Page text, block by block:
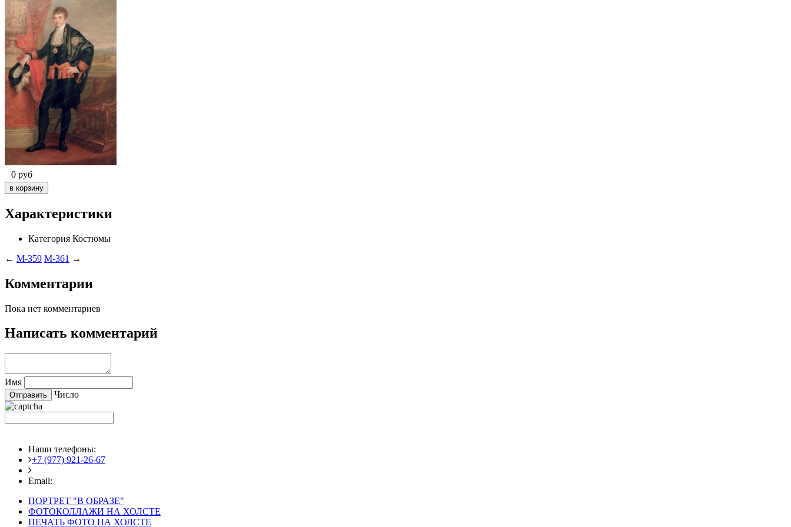
0 руб
Характеристики
Категория Костюмы
← M-359 M-361 →
Комментарии
Пока нет комментариев
Написать комментарий
Имя
Число
Наши телефоны:
+7 (977) 921-26-67
Email:
ПОРТРЕТ "В ОБРАЗЕ"
ФОТОКОЛЛАЖИ НА ХОЛСТЕ
ПЕЧАТЬ ФОТО НА ХОЛСТЕ